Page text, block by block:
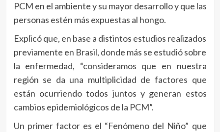
PCM en el ambiente y su mayor desarrollo y que las
personas estén más expuestas al hongo.
Explicó que, en base a distintos estudios realizados
previamente en Brasil, donde más se estudió sobre
la enfermedad, “consideramos que en nuestra
región se da una multiplicidad de factores que
están ocurriendo todos juntos y generan estos
cambios epidemiológicos de la PCM”.
Un primer factor es el “Fenómeno del Niño” que